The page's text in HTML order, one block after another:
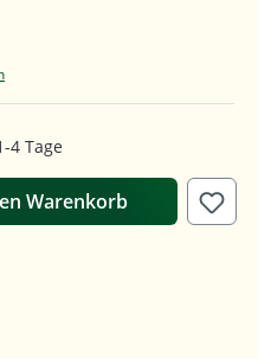
4 Tage
Warenkorb